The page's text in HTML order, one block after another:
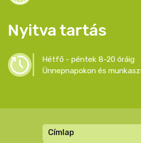
Nyitva tartás
Hétfő - péntek 8-20 óráig
Ünnepnapokon és
Lábléc
Címlap